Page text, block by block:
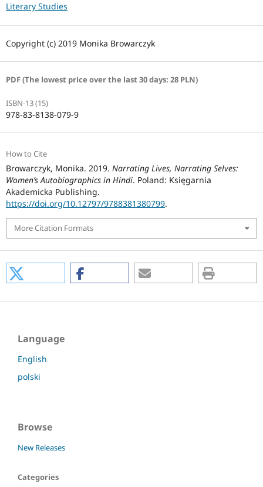
Literary Studies
Copyright (c) 2019 Monika Browarczyk
PDF (The lowest price over the last 30 days: 28 PLN)
ISBN-13 (15)
978-83-8138-079-9
How to Cite
Browarczyk, Monika. 2019. Narrating Lives, Narrating Selves:
Women’s Autobiographics in Hindi. Poland: Księgarnia
Akademicka Publishing.
https://doi.org/10.12797/9788381380799.
More Citation Formats
Language
English
polski
Browse
New Releases
Categories